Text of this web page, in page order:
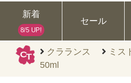
クラランス ミス
50ml
新着
8/5 UP!
セール